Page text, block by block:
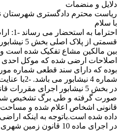
دلایل و منضمات
ریاست محترم دادگستری شهرستان
با سلام
بین مالکین مشاع تفکیک شده است
اصلاحات ارضی شده که موکل احدی
شماره 4
در بخش 5 نیشابور اجرای
صورت گرفته و طی برگ تشخیص
قانونی اشخاص اعلام شده و
داده شده است.باتوجه به اینکه
در اجرای ماده 10